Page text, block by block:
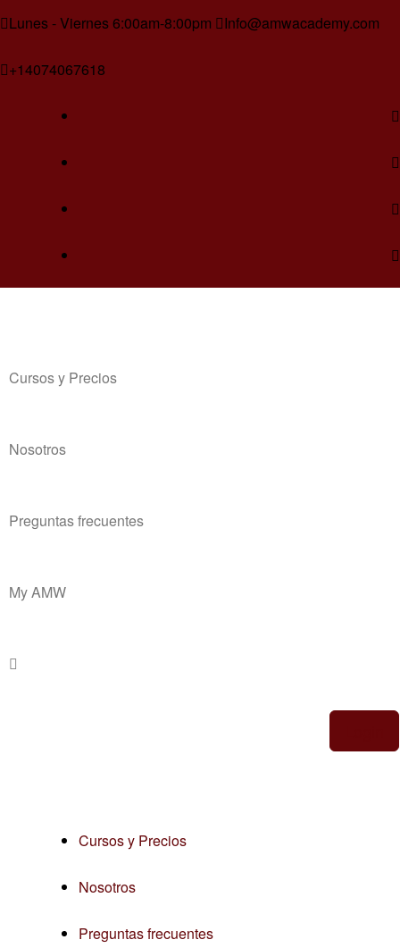
Lunes - Viernes 6:00am-8:00pm Info@amwacademy.com
+14074067618
Cursos y Precios
Nosotros
Preguntas frecuentes
My AMW
Cursos y Precios
Nosotros
Preguntas frecuentes